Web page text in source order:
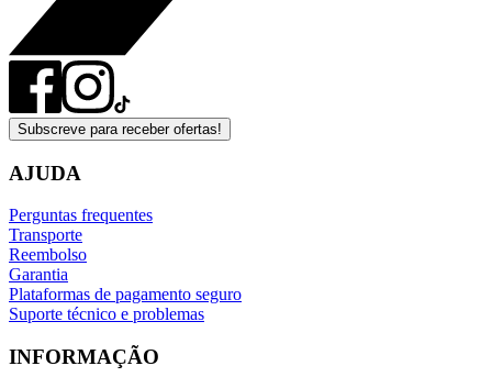
Subscreve para receber ofertas!
AJUDA
Perguntas frequentes
Transporte
Reembolso
Garantia
Plataformas de pagamento seguro
Suporte técnico e problemas
INFORMAÇÃO